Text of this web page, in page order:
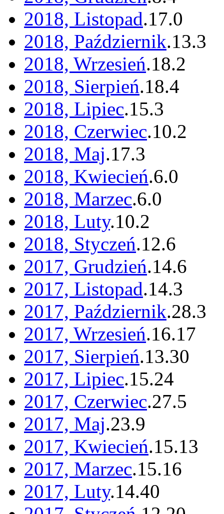
2018, Listopad.17.0
2018, Październik.13.3
2018, Wrzesień.18.2
2018, Sierpień.18.4
2018, Lipiec.15.3
2018, Czerwiec.10.2
2018, Maj.17.3
2018, Kwiecień.6.0
2018, Marzec.6.0
2018, Luty.10.2
2018, Styczeń.12.6
2017, Grudzień.14.6
2017, Listopad.14.3
2017, Październik.28.3
2017, Wrzesień.16.17
2017, Sierpień.13.30
2017, Lipiec.15.24
2017, Czerwiec.27.5
2017, Maj.23.9
2017, Kwiecień.15.13
2017, Marzec.15.16
2017, Luty.14.40